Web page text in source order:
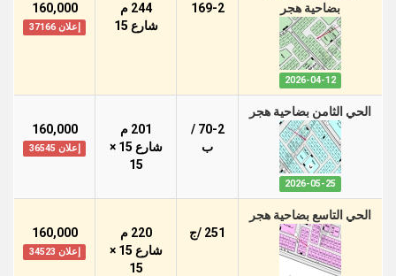
بضاحية هجر
2026-04-12
169-2
244 م
شارع 15
160,000
إعلان 37166
الحي الثامن بضاحية هجر
2026-05-25
70-2 /
ب
201 م
شارع 15 ×
15
160,000
إعلان 36545
الحي التاسع بضاحية هجر
251 /ج
220 م
شارع 15 ×
15
160,000
إعلان 34523